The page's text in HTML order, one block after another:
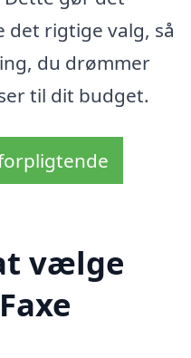
rigtige valg, så
du drømmer
til dit budget.
vælge